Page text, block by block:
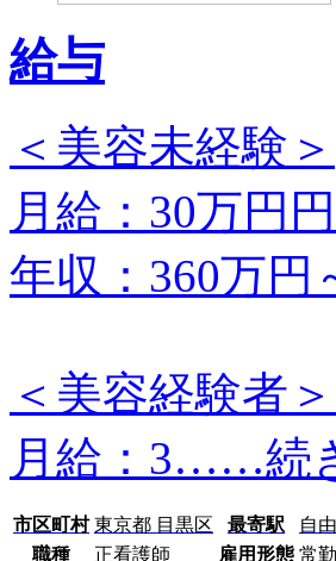
給与
＜美容未経験＞
月給：30万円
年収：360万円
＜美容経験者
月給：3……続
市区町村 東京都 目黒区 最寄駅
自
職種
正看護師 雇用形態 常勤